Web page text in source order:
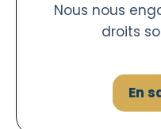
Nous nous
droits
En